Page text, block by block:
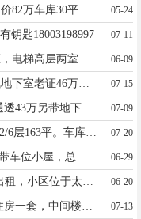
永辉花园2层三室二厅二卫158平售价82万车库30平售价22万可单售电话15731941528 05-24
钥匙18003198997 07-11
06-09
凤凰城西区三层二室二厅94平双气地下室老证46万。18931916063 07-15
凰家胜利园4/7二室二厅92平南北通透43万另带地下室 有证15033199152 07-09
】 中兴路地道桥北侧副食小区。2/6层163平。车库25平。急售69万。13162668919 07-20
06-29
06-20
07-13